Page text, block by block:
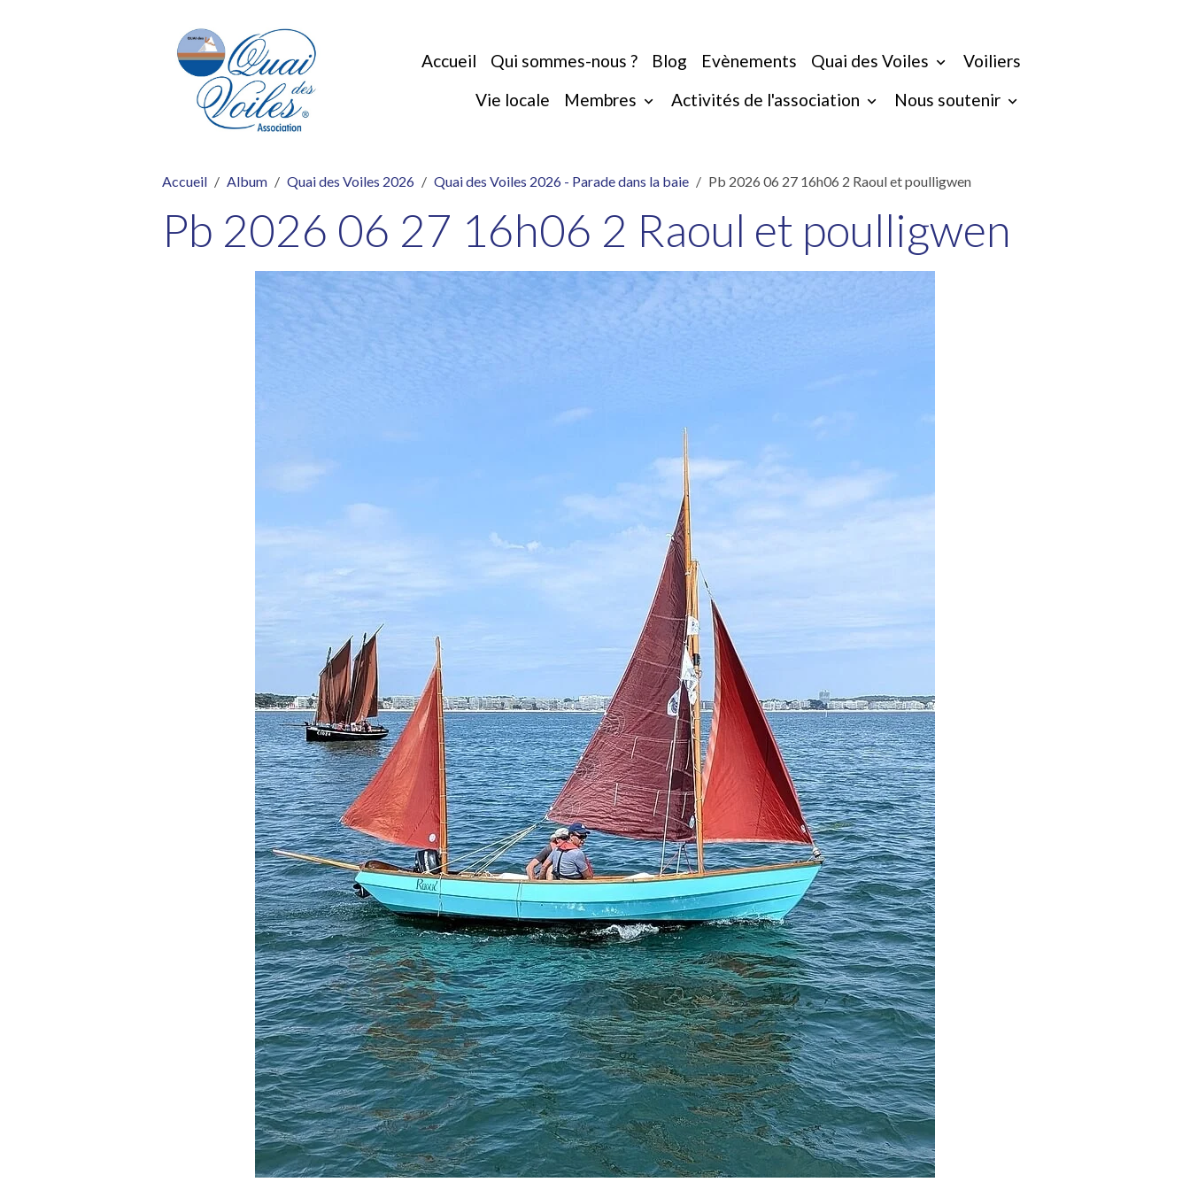
Accueil Qui sommes-nous ? Blog Evènements Quai des Voiles
Voiliers
Vie locale
Membres Activités de l'association Nous soutenir
Accueil Album Quai des Voiles 2026 Quai des Voiles 2026 - Parade dans la baie Pb 2026 06 27 16h06 2 Raoul et poulligwen
Pb 2026 06 27 16h06 2 Raoul et poulligwen